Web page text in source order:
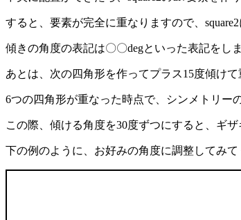
すると、要素が完全に重なりますので、
傾きの角度の表記は〇〇degといった表記をし
あとは、次の四角形を作ってプラス15度傾け
6つの四角形が重なった時点で、シンメトリー
この際、傾ける角度を30度ずつにすると、ギ
下の例のように、お好みの角度に調整してみて